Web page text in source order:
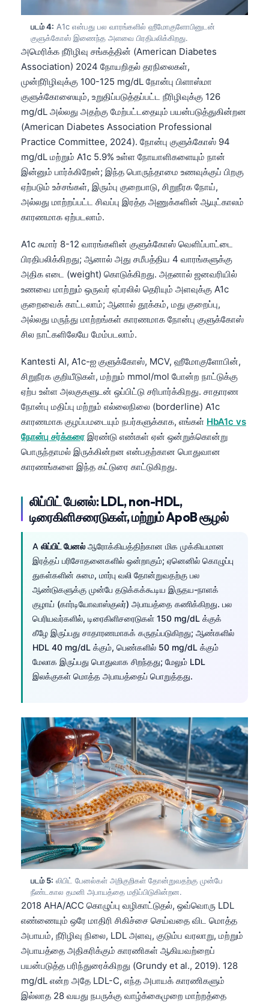
படம் 4: A1c என்பது பல வாரங்களில் ஹீமோகுளோபினுடன்
குளுக்கோஸ் இணைந்த அளவை பிரதிபலிக்கிறது.
அமெரிக்க நீரிழிவு சங்கத்தின் (American Diabetes
Association) 2024 நோயறிதல் தரநிலைகள்,
முன்நீரிழிவுக்கு 100-125 mg/dL நோன்பு பிளாஸ்மா
குளுக்கோஸையும், உறுதிப்படுத்தப்பட்ட நீரிழிவுக்கு 126
mg/dL அல்லது அதற்கு மேற்பட்டதையும் பயன்படுத்துகின்றன
(American Diabetes Association Professional
Practice Committee, 2024). நோன்பு குளுக்கோஸ் 94
mg/dL மற்றும் A1c 5.9% உள்ள நோயாளிகளையும் நான்
இன்னும் பார்க்கிறேன்; இந்த பொருந்தாமை உணவுக்குப் பிறகு
ஏற்படும் உச்சங்கள், இரும்பு குறைபாடு, சிறுநீரக நோய்,
அல்லது மாற்றப்பட்ட சிவப்பு இரத்த அணுக்களின் ஆயுட்காலம்
காரணமாக ஏற்படலாம்.
A1c சுமார் 8-12 வாரங்களின் குளுக்கோஸ் வெளிப்பாட்டை
பிரதிபலிக்கிறது; ஆனால் அது சமீபத்திய 4 வாரங்களுக்கு
அதிக எடை (weight) கொடுக்கிறது. அதனால் ஜனவரியில்
உணவை மாற்றும் ஒருவர் ஏப்ரலில் தெரியும் அளவுக்கு A1c
குறைவைக் காட்டலாம்; ஆனால் தூக்கம், மது குறைப்பு,
அல்லது மருந்து மாற்றங்கள் காரணமாக நோன்பு குளுக்கோஸ்
சில நாட்களிலேயே மேம்படலாம்.
Kantesti AI, A1c-ஐ குளுக்கோஸ், MCV, ஹீமோகுளோபின்,
சிறுநீரக குறியீடுகள், மற்றும் mmol/mol போன்ற நாட்டுக்கு
ஏற்ப உள்ள அலகுகளுடன் ஒப்பிட்டு சரிபார்க்கிறது. சாதாரண
நோன்பு மதிப்பு மற்றும் எல்லைநிலை (borderline) A1c
காரணமாக குழப்பமடையும் நபர்களுக்காக, எங்கள் HbA1c vs
நோன்பு சர்க்கரை இரண்டு எண்கள் ஏன் ஒன்றுக்கொன்று
பொருந்தாமல் இருக்கின்றன என்பதற்கான பொதுவான
காரணங்களை இந்த கட்டுரை காட்டுகிறது.
லிப்பிட் பேனல்: LDL, non-HDL,
டிரைகிளிசரைடுகள், மற்றும் ApoB சூழல்
A லிப்பிட் பேனல்ஆரோக்கியத்திற்கான மிக முக்கியமான
இரத்தப் பரிசோதனைகளில் ஒன்றாகும்; ஏனெனில் கொழுப்பு
துகள்களின் சுமை, மார்பு வலி தோன்றுவதற்கு பல
ஆண்டுகளுக்கு முன்பே தடுக்கக்கூடிய இருதய-நாளக்
குழாய் (கார்டியோவாஸ்குலர்) அபாயத்தை கணிக்கிறது. பல
பெரியவர்களில், டிரைகிளிசரைடுகள் 150 mg/dL க்குக்
கீழே இருப்பது சாதாரணமாகக் கருதப்படுகிறது; ஆண்களில்
HDL 40 mg/dL க்கும், பெண்களில் 50 mg/dL க்கும்
மேலாக இருப்பது பொதுவாக சிறந்தது; மேலும் LDL
இலக்குகள் மொத்த அபாயத்தைப் பொறுத்தது.
படம் 5: லிபிட் பேனல்கள் அறிகுறிகள் தோன்றுவதற்கு முன்பே
நீண்டகால தமனி அபாயத்தை மதிப்பிடுகின்றன.
2018 AHA/ACC கொழுப்பு வழிகாட்டுதல், ஒவ்வொரு LDL
எண்ணையும் ஒரே மாதிரி சிகிச்சை செய்வதை விட மொத்த
அபாயம், நீரிழிவு நிலை, LDL அளவு, குடும்ப வரலாறு, மற்றும்
அபாயத்தை அதிகரிக்கும் காரணிகள் ஆகியவற்றைப்
பயன்படுத்த பரிந்துரைக்கிறது (Grundy et al., 2019). 128
mg/dL என்ற அதே LDL-C, எந்த அபாயக் காரணிகளும்
இல்லாத 28 வயது நபருக்கு வாழ்க்கைமுறை மாற்றத்தை
كوردی‎
پښتو
سنڌي
සිංහල
অসমীয়া
Galego
Latviešu valoda
Македонски јазик
Euskara
Gàidhlig
Occitan
العربية المغربية
Afrikaans
Монгол
Cebuano
ئۇيغۇرچە
Кыргызча
Татар теле
Беларуская мова
Esperanto
Frysk
Norsk bokmål